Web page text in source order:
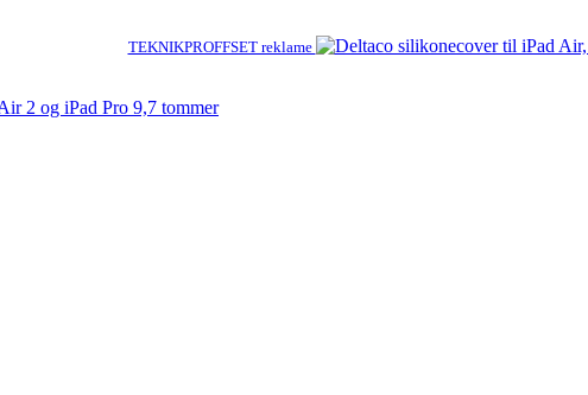
TEKNIKPROFFSET reklame
2 og iPad Pro 9,7 tommer